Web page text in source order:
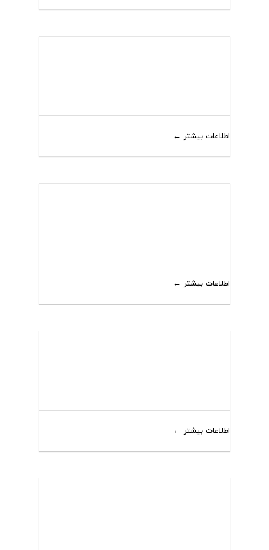
اطلاعات بیشتر
اطلاعات بیشتر
اطلاعات بیشتر